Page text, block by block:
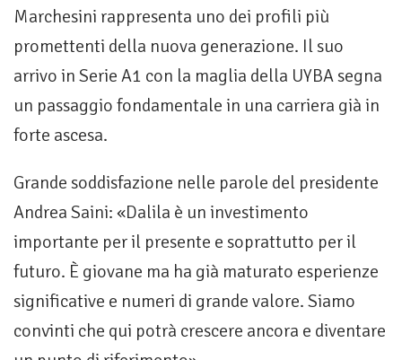
Marchesini rappresenta uno dei profili più
promettenti della nuova generazione. Il suo
arrivo in Serie A1 con la maglia della UYBA segna
un passaggio fondamentale in una carriera già in
forte ascesa.
Grande soddisfazione nelle parole del presidente
Andrea Saini: «Dalila è un investimento
importante per il presente e soprattutto per il
futuro. È giovane ma ha già maturato esperienze
significative e numeri di grande valore. Siamo
convinti che qui potrà crescere ancora e diventare